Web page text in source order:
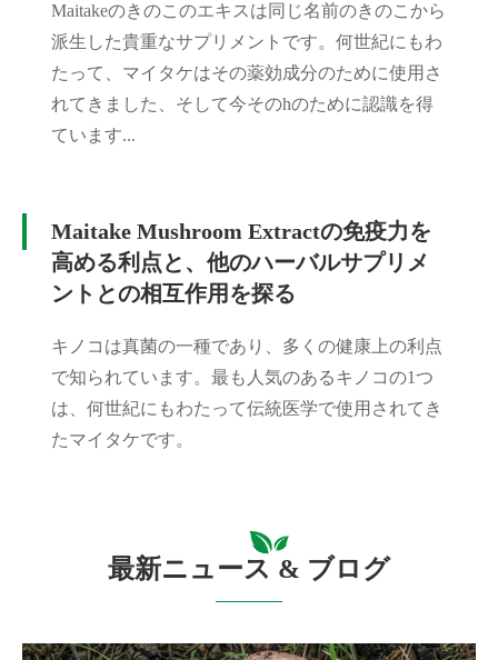
Maitakeのきのこのエキスは同じ名前のきのこから
派生した貴重なサプリメントです。何世紀にもわ
たって、マイタケはその薬効成分のために使用さ
れてきました、そして今そのhのために認識を得
ています...
Maitake Mushroom Extractの免疫力を
高める利点と、他のハーバルサプリメ
ントとの相互作用を探る
キノコは真菌の一種であり、多くの健康上の利点
で知られています。最も人気のあるキノコの1つ
は、何世紀にもわたって伝統医学で使用されてき
たマイタケです。
最新ニュース & ブログ